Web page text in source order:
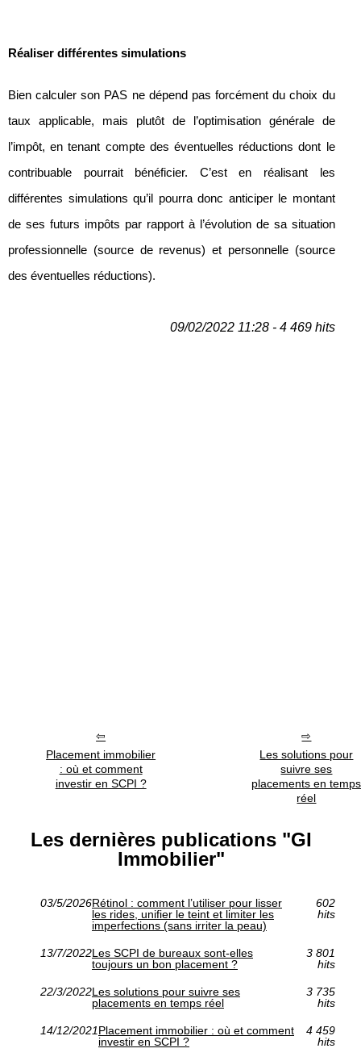
Réaliser différentes simulations
Bien calculer son PAS ne dépend pas forcément du choix du
taux applicable, mais plutôt de l’optimisation générale de
l’impôt, en tenant compte des éventuelles réductions dont le
contribuable pourrait bénéficier. C’est en réalisant les
différentes simulations qu’il pourra donc anticiper le montant
de ses futurs impôts par rapport à l’évolution de sa situation
professionnelle (source de revenus) et personnelle (source
des éventuelles réductions).
09/02/2022 11:28 - 4 469 hits
Placement immobilier
: où et comment
investir en SCPI ?
Les solutions pour
suivre ses
placements en temps
réel
Les dernières publications "GI
Immobilier"
03/5/2026Rétinol : comment l’utiliser pour lisser
les rides, unifier le teint et limiter les
imperfections (sans irriter la peau)
602
hits
13/7/2022Les SCPI de bureaux sont-elles
toujours un bon placement ?
3 801
hits
22/3/2022Les solutions pour suivre ses
placements en temps réel
3 735
hits
14/12/2021Placement immobilier : où et comment
investir en SCPI ?
4 459
hits